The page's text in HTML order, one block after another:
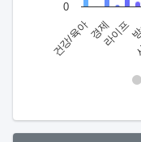
건강/육아경제라이프
0